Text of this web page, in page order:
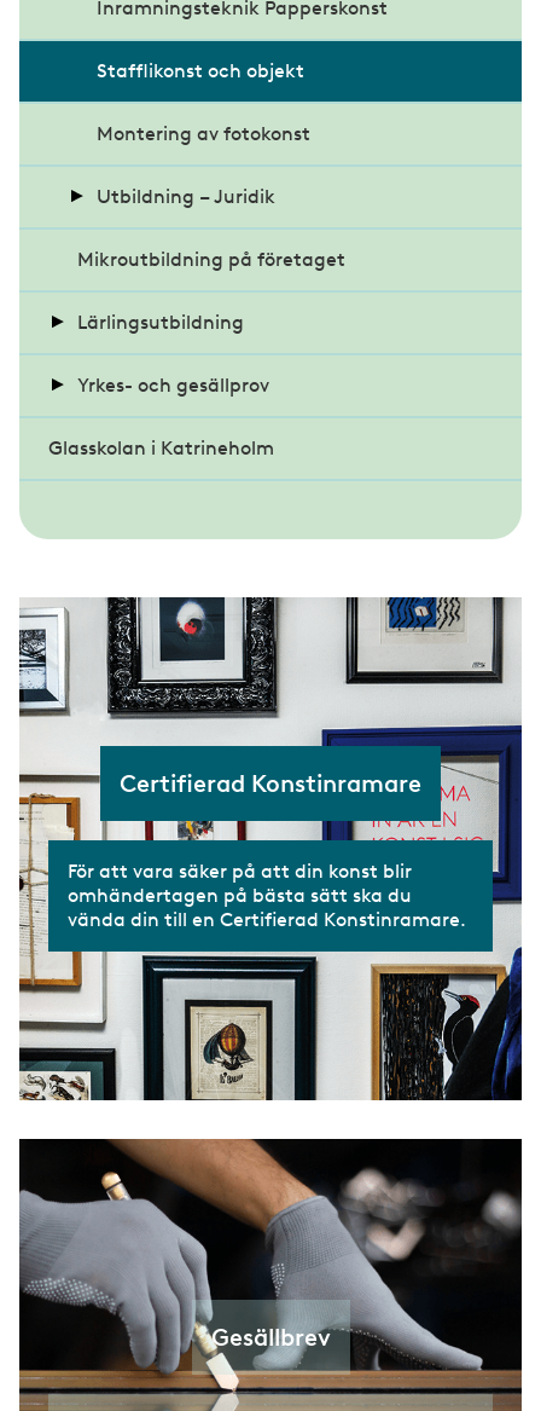
Safe Construction Training
MTK 3
Inramningsteknik Papperskonst
Stafflikonst och objekt
Montering av fotokonst
Utbildning – Juridik
Entreprenadjuridik - inriktning konsument
Praktisk arbetsrätt
Entreprenadjuridisk grundkurs
Fördjupningskurs Entreprenadjuridik
Mikroutbildning på företaget
Lärlingsutbildning
Registrering och handledarinfo
Bli handledare eller mäster
Lärlingscoachning
Yrkes- och gesällprov
Yrkesprov glasmästeri
Glasskolan i Katrineholm
Certifierad Konstinramare
För att vara säker på att din konst blir
omhändertagen på bästa sätt ska du
vända din till en Certifierad Konstinramare.
Gesällbrev